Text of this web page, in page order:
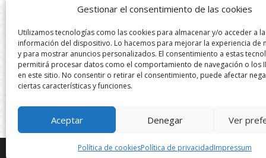
Gestionar el consentimiento de las cookies
Utilizamos tecnologías como las cookies para almacenar y/o acceder a la
información del dispositivo. Lo hacemos para mejorar la experiencia de
y para mostrar anuncios personalizados. El consentimiento a estas
permitirá procesar datos como el comportamiento de navegación o los
en este sitio. No consentir o retirar el consentimiento, puede afectar
ciertas características y funciones.
Aceptar Denegar Ver
Política de cookiesPolítica de privacidadImpressum
Correo
electrónico
Web